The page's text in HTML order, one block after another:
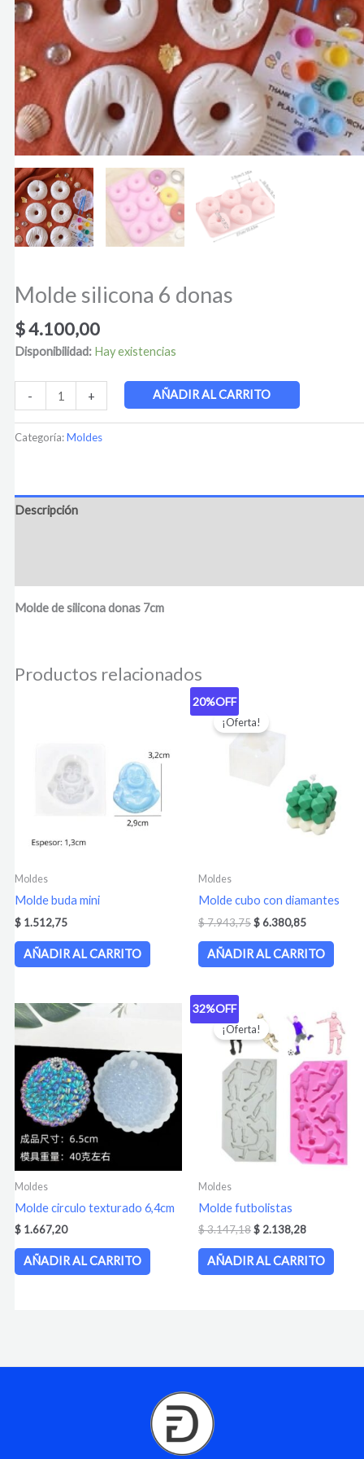
Molde silicona 6 donas
$4.100,00
Disponibilidad: Hay existencias
- + AÑADIR AL CARRITO
Categoría:Moldes
Descripción
Molde de silicona donas 7cm
Productos relacionados
Moldes
Molde buda mini
$1.512,75
AÑADIR AL CARRITO
20%OFF
¡Oferta!
Moldes
Molde cubo con diamantes
$7.943,75
precio
original
$6.380,85
AÑADIR AL CARRITO
Moldes
Molde circulo texturado 6,4cm
$1.667,20
AÑADIR AL CARRITO
32%OFF
¡Oferta!
Moldes
Molde futbolistas
$3.147,18
precio
original
era:
$ 3.147,18.
$ 2.138,28
precio
actual
$ 2.138,28.
AÑADIR AL CARRITO